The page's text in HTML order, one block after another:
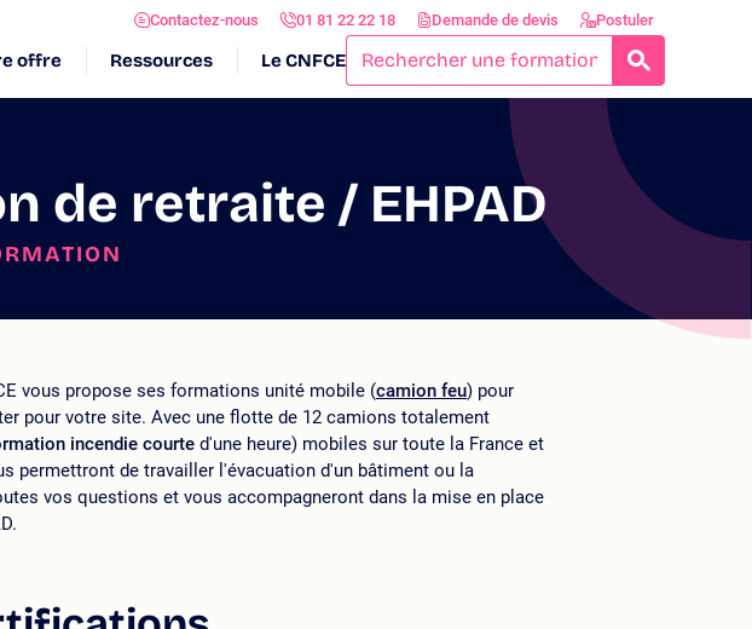
Contactez-nous 01 81 22 22 18 Demande de devis Postuler
offre Ressources Le CNFCE
de retraite / EHPAD
vous propose ses formations unité mobile (camion feu) pour
pour votre site. Avec une flotte de 12 camions totalement
incendie courte d'une heure) mobiles sur toute la France et
permettront de travailler l'évacuation d'un bâtiment ou la
vos questions et vous accompagneront dans la mise en place